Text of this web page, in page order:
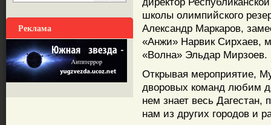
Реклама
школы олимпийского
Александр Маркаров,
«Анжи» Нарвик Сирхаев,
«Волна» Эльдар Мирзоев.
Открывая мероприятие,
дворовых команд любим
нем знает весь Дагестан,
нам из других городов и